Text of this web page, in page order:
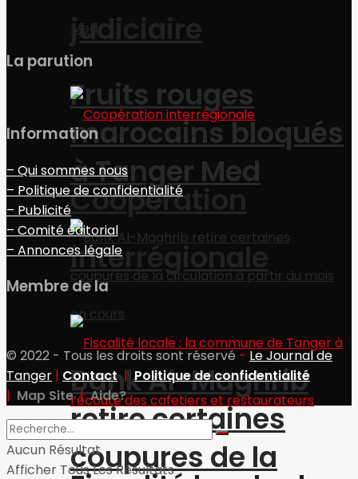
Fruits rouges
marocains bloqués
à Tanger Med
Bank Al-Maghrib
retire certaines
coupures de la
judiciaire
Coopération
interrégionale
La parution
Information
– Qui sommes nous
– Politique de confidentialité
– Publicité
– Comité éditorial
– Annonces légale
Membre de la
© 2022 - Tous les droits sont réservé - Le Journal de
Tanger | Contact |Politique de confidentialité
| Map Site|Aide?
Aucun Résultat
Afficher Tous Les Résultats